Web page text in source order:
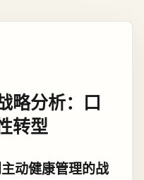
略分析：口
转型
动健康管理的战